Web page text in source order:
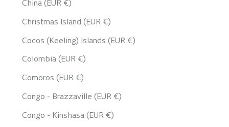
China (EUR €)
Christmas Island (EUR €)
Cocos (Keeling) Islands (EUR €)
Colombia (EUR €)
Comoros (EUR €)
Congo - Brazzaville (EUR €)
Congo - Kinshasa (EUR €)